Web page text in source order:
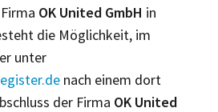
OK United GmbH in
die Möglichkeit, im
unter
nach einem dort
der Firma OK United